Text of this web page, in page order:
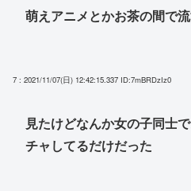
萌えアニメとかお茶の間で
7 : 2021/11/07(日) 12:42:15.337 ID:7mBRDzIz0
見たけどなんか女の子同士
チャしてるだけだった